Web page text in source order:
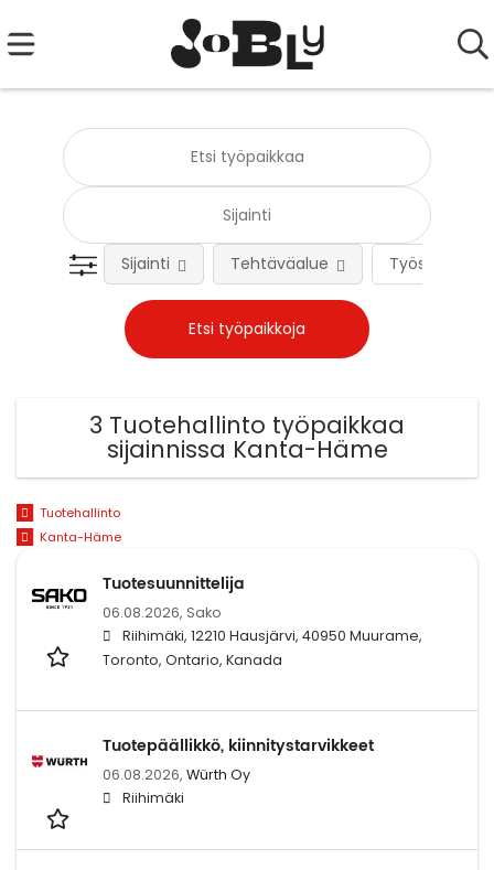
Työsuhteen
Sijainti Tehtäväalue
3 Tuotehallinto työpaikkaa
sijainnissa Kanta-Häme
Tuotehallinto
Kanta-Häme
Tuotesuunnittelija
06.08.2026, Sako
Riihimäki, 12210 Hausjärvi, 40950 Muurame,
Toronto, Ontario, Kanada
Tuotepäällikkö, kiinnitystarvikkeet
06.08.2026, Würth Oy
Riihimäki